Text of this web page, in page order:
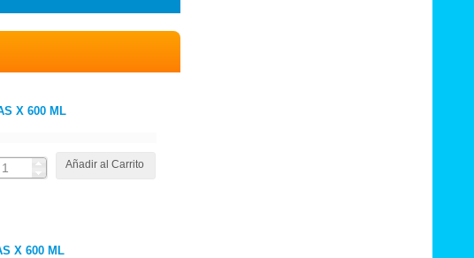
X 600 ML
Añadir al Carrito
X 600 ML